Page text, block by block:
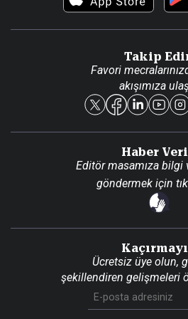
Reklam Ver
Takip
Favori
akışımıza
Haber
Editör masamıza bilgi
göndermek için
Ücretsiz üye olun,
şekillendiren gelişmeleri